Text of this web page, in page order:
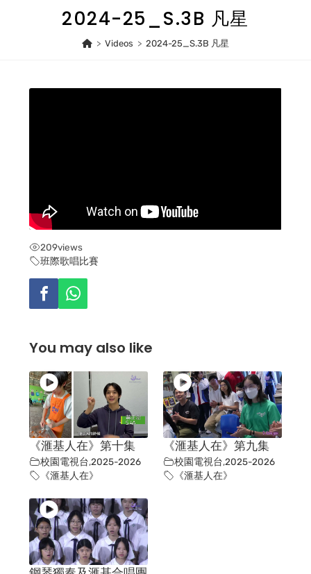
2024-25_S.3B 凡星
> Videos > 2024-25_S.3B 凡星
209views
班際歌唱比賽
You may also like
《滙基人在》第十集
校園電視台,2025-2026
《滙基人在》
《滙基人在》第九集
校園電視台,2025-2026
《滙基人在》